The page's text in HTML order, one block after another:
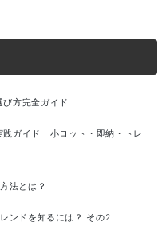
び方完全ガイド
ガイド｜小ロット・即納・トレ
法とは？
ンドを知るには？ その2